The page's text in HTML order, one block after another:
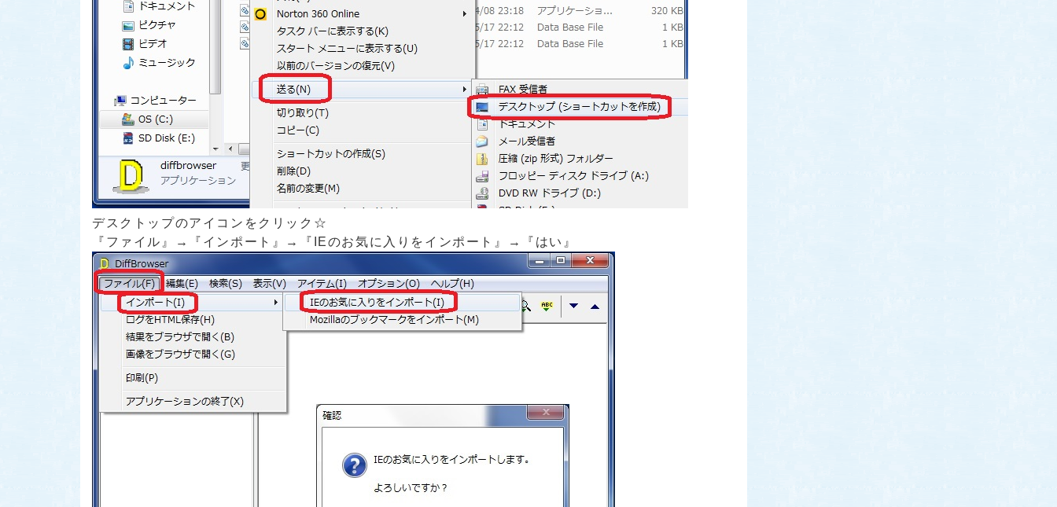
デスクトップのアイコンをクリック☆
『ファイル』→『インポート』→『IEのお気に入りをインポート』→『はい』